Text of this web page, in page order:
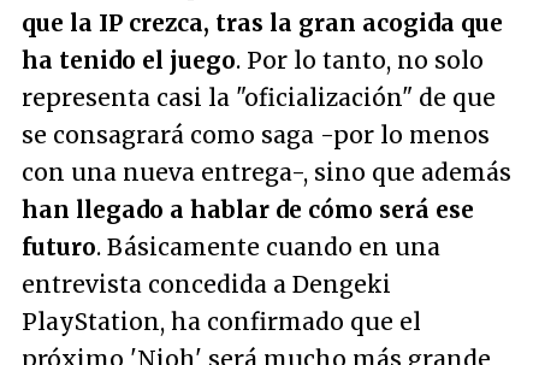
que la IP crezca, tras la gran acogida que
ha tenido el juego. Por lo tanto, no solo
representa casi la "oficialización" de que
se consagrará como saga -por lo menos
con una nueva entrega-, sino que además
han llegado a hablar de cómo será ese
futuro. Básicamente cuando en una
entrevista concedida a Dengeki
PlayStation, ha confirmado que el
próximo 'Nioh' será mucho más grande